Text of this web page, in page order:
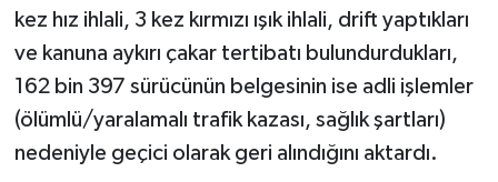
kez hız ihlali, 3 kez kırmızı ışık ihlali, drift yaptıkları
ve kanuna aykırı çakar tertibatı bulundurdukları,
162 bin 397 sürücünün belgesinin ise adli işlemler
(ölümlü/yaralamalı trafik kazası, sağlık şartları)
nedeniyle geçici olarak geri alındığını aktardı.